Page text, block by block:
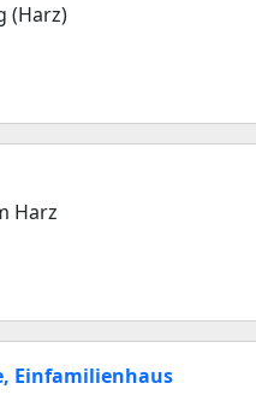
(Harz)
Harz
Einfamilienhaus